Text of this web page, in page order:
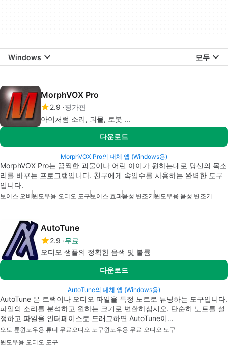
Windows 모두
MorphVOX Pro
2.9 평가판
아이처럼 소리, 괴물, 로봇 ...
다운로드
MorphVOX Pro의 대체 앱 (Windows용)
MorphVOX Pro는 끔찍한 괴물이나 어린 아이가 원하는대로 당신의 목소
리를 바꾸는 프로그램입니다. 친구에게 속임수를 사용하는 완벽한 도구
입니다.
보이스 오버윈도우용 오디오 도구보이스 효과음성 변조기윈도우용 음성 변조기
AutoTune
2.9 무료
오디오 샘플의 정확한 음색 및 볼륨
다운로드
AutoTune의 대체 앱 (Windows용)
AutoTune 은 트랙이나 오디오 파일을 특정 노트로 튜닝하는 도구입니다.
파일의 소리를 분석하고 원하는 크기로 변환하십시오. 단순히 노트를 설
정하고 파일을 인터페이스로 드래그하면 AutoTune이…
오토 튠윈도우용 튜너 무료오디오 도구윈도우용 무료 오디오 도구
윈도우용 오디오 도구